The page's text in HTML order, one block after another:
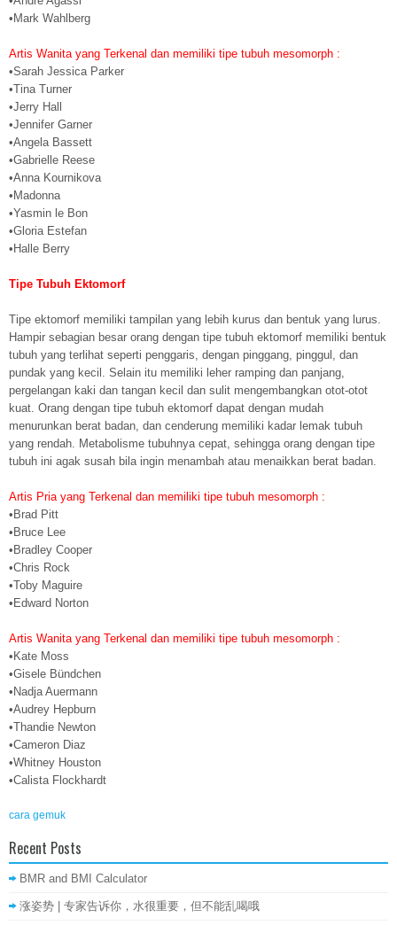
•Mark Wahlberg
Artis Wanita yang Terkenal dan memiliki tipe tubuh mesomorph :
•Sarah Jessica Parker
•Tina Turner
•Jerry Hall
•Jennifer Garner
•Angela Bassett
•Gabrielle Reese
•Anna Kournikova
•Madonna
•Yasmin le Bon
•Gloria Estefan
•Halle Berry
Tipe Tubuh Ektomorf
Tipe ektomorf memiliki tampilan yang lebih kurus dan bentuk yang lurus.
Hampir sebagian besar orang dengan tipe tubuh ektomorf memiliki bentuk
tubuh yang terlihat seperti penggaris, dengan pinggang, pinggul, dan
pundak yang kecil. Selain itu memiliki leher ramping dan panjang,
pergelangan kaki dan tangan kecil dan sulit mengembangkan otot-otot
kuat. Orang dengan tipe tubuh ektomorf dapat dengan mudah
menurunkan berat badan, dan cenderung memiliki kadar lemak tubuh
yang rendah. Metabolisme tubuhnya cepat, sehingga orang dengan tipe
tubuh ini agak susah bila ingin menambah atau menaikkan berat badan.
Artis Pria yang Terkenal dan memiliki tipe tubuh mesomorph :
•Brad Pitt
•Bruce Lee
•Bradley Cooper
•Chris Rock
•Toby Maguire
•Edward Norton
Artis Wanita yang Terkenal dan memiliki tipe tubuh mesomorph :
•Kate Moss
•Gisele Bündchen
•Nadja Auermann
•Audrey Hepburn
•Thandie Newton
•Cameron Diaz
•Whitney Houston
•Calista Flockhardt
cara gemuk
Recent Posts
BMR and BMI Calculator
涨姿势 | 专家告诉你，水很重要，但不能乱喝哦